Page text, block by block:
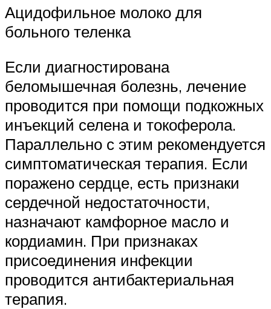
Ацидофильное молоко для
больного теленка
Если диагностирована
беломышечная болезнь, лечение
проводится при помощи подкожных
инъекций селена и токоферола.
Параллельно с этим рекомендуется
симптоматическая терапия. Если
поражено сердце, есть признаки
сердечной недостаточности,
назначают камфорное масло и
кордиамин. При признаках
присоединения инфекции
проводится антибактериальная
терапия.